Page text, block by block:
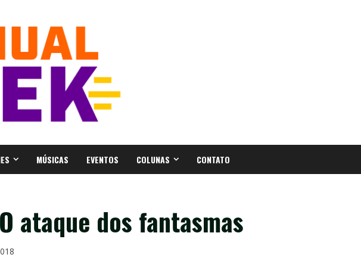
MÚSICAS EVENTOS COLUNAS CONTATO
ataque dos fantasmas